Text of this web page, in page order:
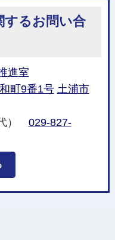
するお問い合
進室
町9番1号 土浦市
） 029-827-